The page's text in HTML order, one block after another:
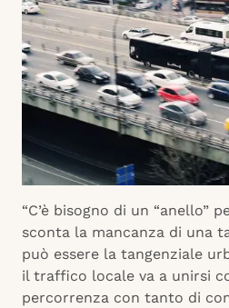
“C’è bisogno di un “anello”
sconta la mancanza di una
può essere la tangenziale
il traffico locale va a unirsi
percorrenza con tanto di